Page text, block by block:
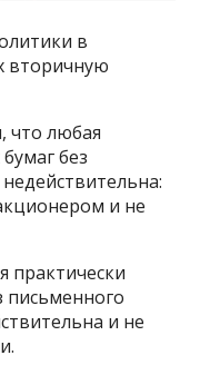
в
вторичную
что любая
без
и не
практически
письменного
и не